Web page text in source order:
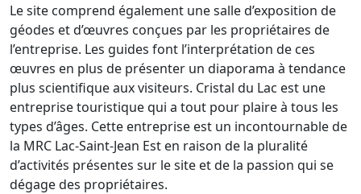
Le site comprend également une salle d’exposition de
géodes et d’œuvres conçues par les propriétaires de
l’entreprise. Les guides font l’interprétation de ces
œuvres en plus de présenter un diaporama à tendance
plus scientifique aux visiteurs. Cristal du Lac est une
entreprise touristique qui a tout pour plaire à tous les
types d’âges. Cette entreprise est un incontournable de
la MRC Lac-Saint-Jean Est en raison de la pluralité
d’activités présentes sur le site et de la passion qui se
dégage des propriétaires.